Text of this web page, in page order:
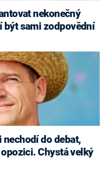
být sami zodpovědní
do debat,
Chystá velký